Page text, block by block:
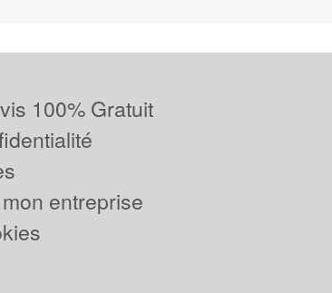
100% Gratuit
entreprise